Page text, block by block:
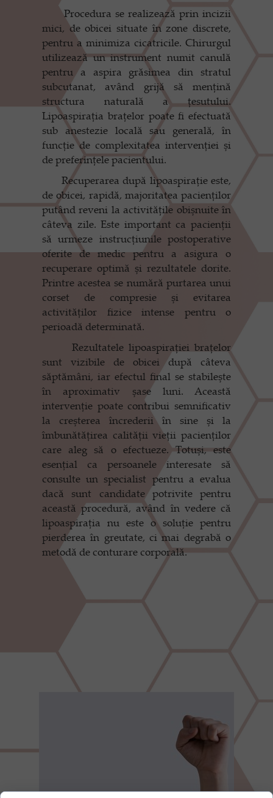
Procedura se realizează prin incizii
mici, de obicei situate în zone discrete,
pentru a minimiza cicatricile. Chirurgul
utilizează un instrument numit canulă
pentru a aspira grăsimea din stratul
subcutanat, având grijă să mențină
structura naturală a țesutului.
Lipoaspirația brațelor poate fi efectuată
sub anestezie locală sau generală, în
funcție de complexitatea intervenției și
de preferințele pacientului.
Recuperarea după lipoaspirație este,
de obicei, rapidă, majoritatea pacienților
putând reveni la activitățile obişnuite în
câteva zile. Este important ca pacienții
să urmeze instrucțiunile postoperative
oferite de medic pentru a asigura o
recuperare optimă și rezultatele dorite.
Printre acestea se numără purtarea unui
corset de compresie și evitarea
activităților fizice intense pentru o
perioadă determinată.
Rezultatele lipoaspirației brațelor
sunt vizibile de obicei după câteva
săptămâni, iar efectul final se stabilește
în aproximativ șase luni. Această
intervenție poate contribui semnificativ
la creșterea încrederii în sine și la
îmbunătățirea calității vieții pacienților
care aleg să o efectueze. Totuși, este
esențial ca persoanele interesate să
consulte un specialist pentru a evalua
dacă sunt candidate potrivite pentru
această procedură, având în vedere că
lipoaspirația nu este o soluție pentru
pierderea în greutate, ci mai degrabă o
metodă de conturare corporală.